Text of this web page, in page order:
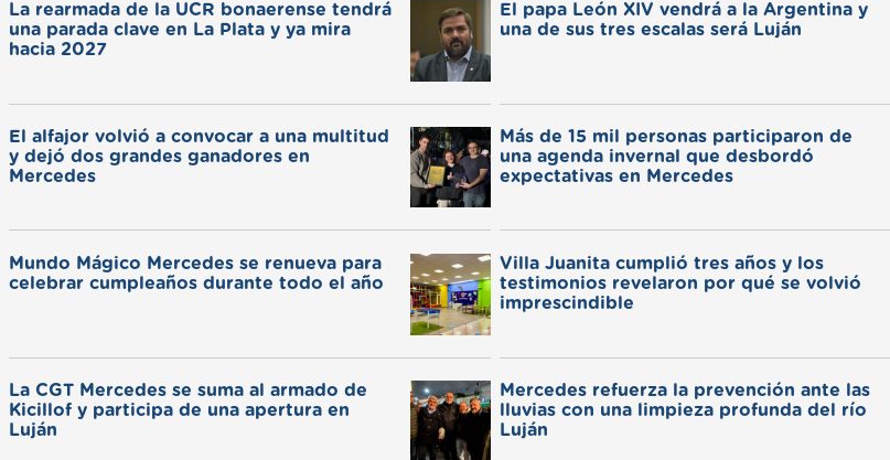
La rearmada de la UCR bonaerense tendrá
una parada clave en La Plata y ya mira
hacia 2027
El papa León XIV vendrá a la Argentina y
una de sus tres escalas será Luján
El alfajor volvió a convocar a una multitud
y dejó dos grandes ganadores en
Mercedes
Más de 15 mil personas participaron de
una agenda invernal que desbordó
expectativas en Mercedes
Mundo Mágico Mercedes se renueva para
celebrar cumpleaños durante todo el año
Villa Juanita cumplió tres años y los
testimonios revelaron por qué se volvió
imprescindible
La CGT Mercedes se suma al armado de
Kicillof y participa de una apertura en
Luján
Mercedes refuerza la prevención ante las
lluvias con una limpieza profunda del río
Luján